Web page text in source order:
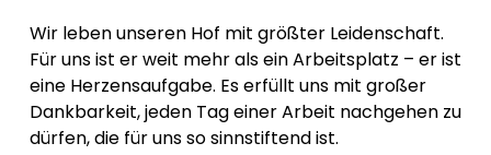
Wir leben unseren Hof mit größter Leidenschaft.
Für uns ist er weit mehr als ein Arbeitsplatz – er ist
eine Herzensaufgabe. Es erfüllt uns mit großer
Dankbarkeit, jeden Tag einer Arbeit nachgehen zu
dürfen, die für uns so sinnstiftend ist.